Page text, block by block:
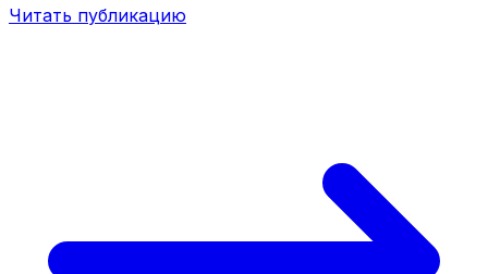
Читать публикацию